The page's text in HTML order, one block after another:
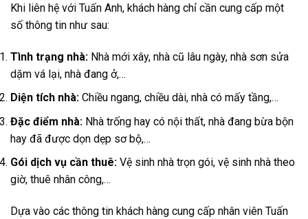
Khi liên hệ với Tuấn Anh, khách hàng chỉ cần cung cấp một
số thông tin như sau:
Tình trạng nhà: Nhà mới xây, nhà cũ lâu ngày, nhà sơn sửa
dặm vá lại, nhà đang ở,…
Diện tích nhà: Chiều ngang, chiều dài, nhà có mấy tầng,…
Đặc điểm nhà: Nhà trống hay có nội thất, nhà đang bừa bộn
hay đã được dọn dẹp sơ bộ,…
Gói dịch vụ cần thuê: Vệ sinh nhà trọn gói, vệ sinh nhà theo
giờ, thuê nhân công,…
Dựa vào các thông tin khách hàng cung cấp nhân viên Tuấn